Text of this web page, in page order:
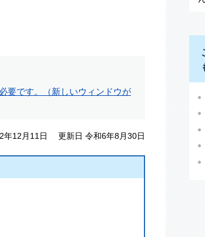
要です。（新しいウィンドウが
年12月11日 更新日 令和6年8月30日